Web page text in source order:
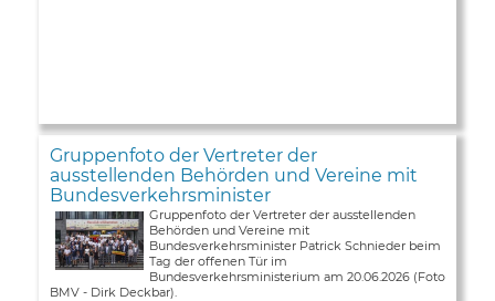
Gruppenfoto der Vertreter der
ausstellenden Behörden und Vereine mit
Bundesverkehrsminister
Gruppenfoto der Vertreter der ausstellenden
Behörden und Vereine mit
Bundesverkehrsminister Patrick Schnieder beim
Tag der offenen Tür im
Bundesverkehrsministerium am 20.06.2026 (Foto
BMV - Dirk Deckbar).